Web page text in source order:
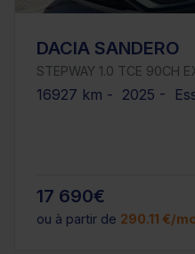
DACIA SANDERO
STEPWAY 1.0 TCE 90CH
16927 km - 2025 -
17 690€
ou à partir de 290.11 €/